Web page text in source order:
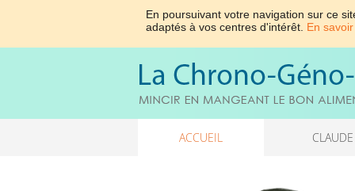
En poursuivant votre navigation sur ce
adaptés à vos centres d'intérêt. En
ACCUEIL